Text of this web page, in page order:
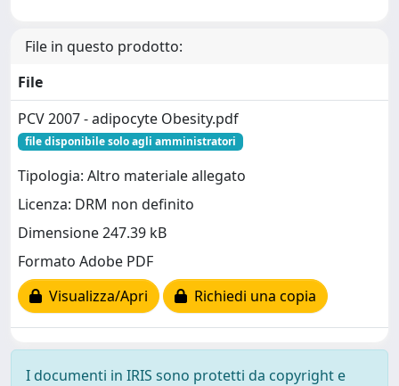
File in questo prodotto:
File
PCV 2007 - adipocyte Obesity.pdf
file disponibile solo agli amministratori
Tipologia: Altro materiale allegato
Licenza: DRM non definito
Dimensione 247.39 kB
Formato Adobe PDF
Visualizza/Apri
Richiedi una copia
I documenti in IRIS sono protetti da copyright e